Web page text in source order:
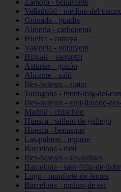
Zamora - benavente
Valladolid - medina-del-
Granada - guadix
Almería - carboneras
Huelva - cartaya
Valencia - ontinyent
Bizkaia - santurtzi
Asturias - gozón
Alicante - xaló
Illes-balears - alaior
Tarragona - mont-roig-del-
Illes-balears - sant-llorenç-
Madrid - chinchón
Huesca - sallent-de-gállego
Huesca - benasque
Las-palmas - teguise
Barcelona - rubí
Illes-balears - ses-salines
Barcelona - sant-feliu-de-
Lugo - monforte-de-lemos
Barcelona - molins-de-rei